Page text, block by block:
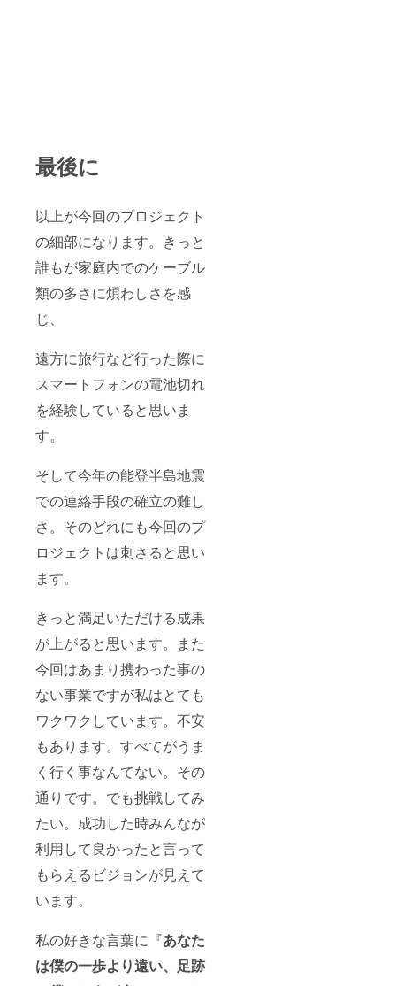
最後に
以上が今回のプロジェクト
の細部になります。きっと
誰もが家庭内でのケーブル
類の多さに煩わしさを感
じ、
遠方に旅行など行った際に
スマートフォンの電池切れ
を経験していると思いま
す。
そして今年の能登半島地震
での連絡手段の確立の難し
さ。そのどれにも今回のプ
ロジェクトは刺さると思い
ます。
きっと満足いただける成果
が上がると思います。また
今回はあまり携わった事の
ない事業ですが私はとても
ワクワクしています。不安
もあります。すべてがうま
く行く事なんてない。その
通りです。でも挑戦してみ
たい。成功した時みんなが
利用して良かったと言って
もらえるビジョンが見えて
います。
私の好きな言葉に『あなた
は僕の一歩より遠い、足跡